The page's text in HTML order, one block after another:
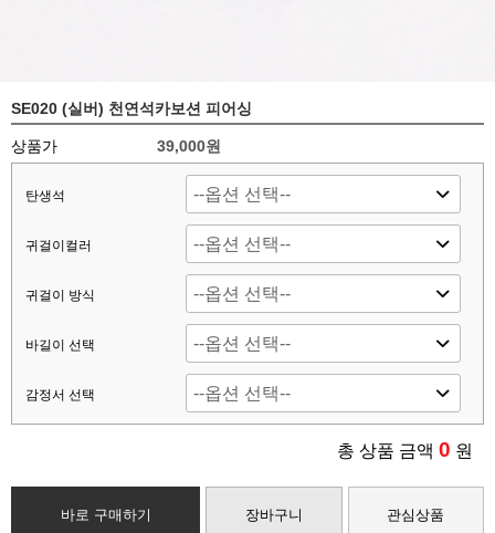
SE020 (실버) 천연석카보션 피어싱
상품가 39,000원
탄생석
귀걸이컬러
귀걸이 방식
바길이 선택
감정서 선택
총 상품 금액 0 원
바로 구매하기 장바구니 관심상품